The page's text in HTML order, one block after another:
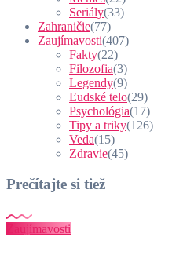
Seriály(33)
Zahraničie(77)
Zaujímavosti(407)
Fakty(22)
Filozofia(3)
Legendy(9)
Ľudské telo(29)
Psychológia(17)
Tipy a triky(126)
Veda(15)
Zdravie(45)
Prečítajte si tiež
Zaujímavosti